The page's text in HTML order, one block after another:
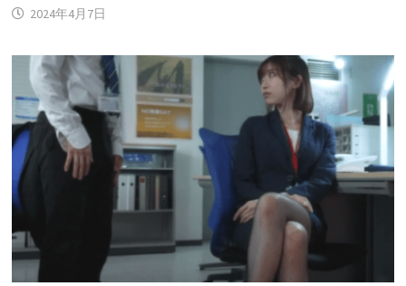
2024年4月7日